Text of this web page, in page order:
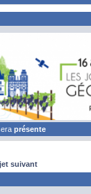
présente
suivant